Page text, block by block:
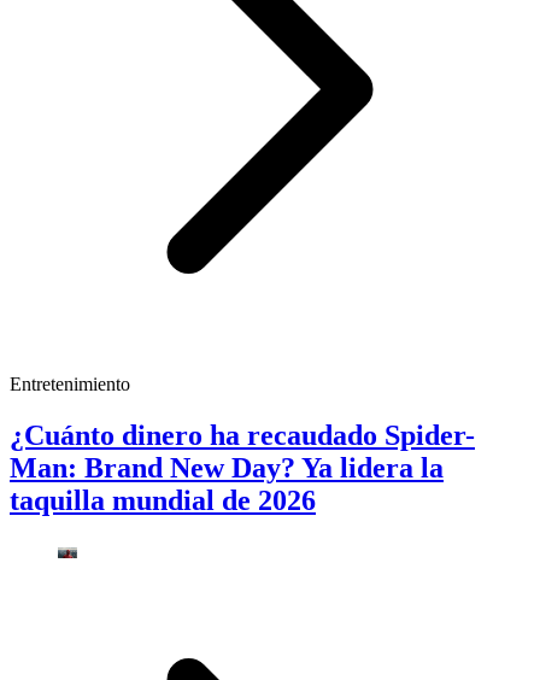
Entretenimiento
¿Cuánto dinero ha recaudado Spider-
Man: Brand New Day? Ya lidera la
taquilla mundial de 2026